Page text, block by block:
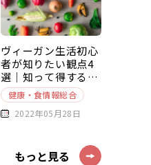
ヴィーガン生活初心
者が知りたい観点4
選｜知って得する豆
知識～基本編～
健康・食情報総合
2022年05月28日
もっと見る